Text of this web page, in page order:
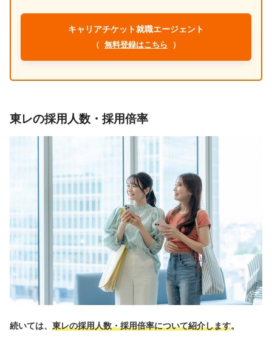
キャリアチケット就職エージェント
（ 無料登録はこちら ）
東レの採用人数・採用倍率
続いては、 東レの採用人数・採用倍率について紹介します。